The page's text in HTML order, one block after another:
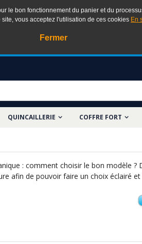
le bon fonctionnement du panier et du
site, vous acceptez l'utilisation de ces cookies En
Fermer
QUINCAILLERIE COFFRE FORT
: comment choisir le bon modèle ?
afin de pouvoir faire un choix éclairé